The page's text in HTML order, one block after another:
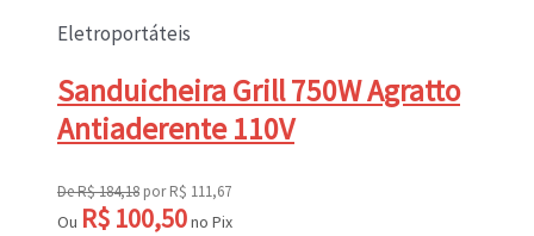
Eletroportáteis
Sanduicheira Grill 750W Agratto
Antiaderente 110V
DeR$184,18 porR$ 111,67
Ou R$ 100,50no Pix